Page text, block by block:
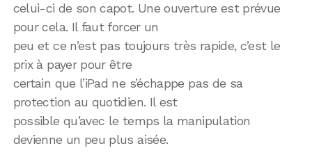
celui-ci de son capot. Une ouverture est prévue
pour cela. Il faut forcer un
peu et ce n’est pas toujours très rapide, c’est le
prix à payer pour être
certain que l’iPad ne s’échappe pas de sa
protection au quotidien. Il est
possible qu’avec le temps la manipulation
devienne un peu plus aisée.